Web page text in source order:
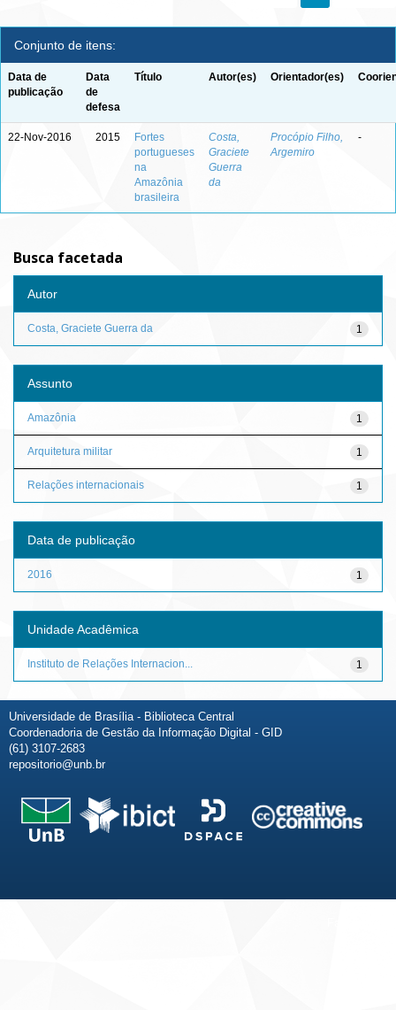
Conjunto de itens:
Data de
publicação
Data
de
defesa
Título Autor(es) Orientador(es)
22-Nov-2016 2015
Fortes
portugueses
na
Amazônia
brasileira
Costa,
Graciete
Guerra
da
Procópio Filho,
Argemiro
-
Busca facetada
Autor
1
Costa, Graciete Guerra da
Assunto
1
Amazônia
1
Arquitetura militar
1
Relações internacionais
Data de publicação
1
2016
Unidade Acadêmica
1
Instituto de Relações Internacion...
Universidade de Brasília - Biblioteca Central
Coordenadoria de Gestão da Informação Digital - GID
(61) 3107-2683
repositorio@unb.br